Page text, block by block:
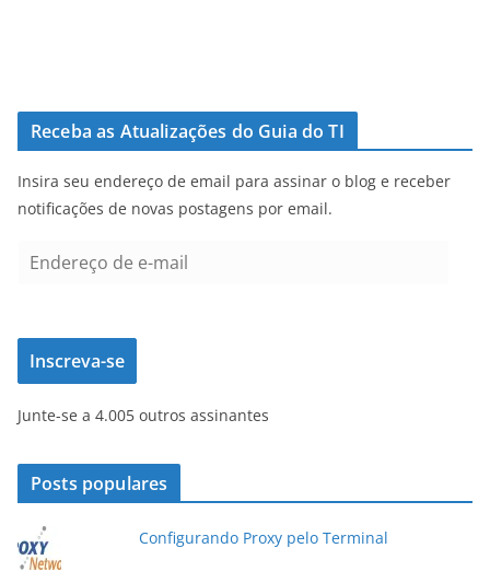
Receba as Atualizações do Guia do TI
Insira seu endereço de email para assinar o blog e receber
notificações de novas postagens por email.
e
e
ç
d
e
-
Inscreva-se
Junte-se a 4.005 outros assinantes
Posts populares
Configurando Proxy pelo Terminal